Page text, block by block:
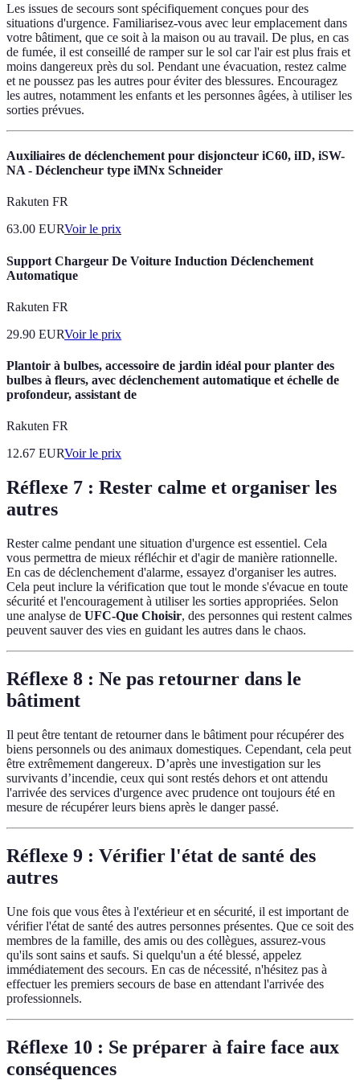
Les issues de secours sont spécifiquement conçues pour des
situations d'urgence. Familiarisez-vous avec leur emplacement dans
votre bâtiment, que ce soit à la maison ou au travail. De plus, en cas
de fumée, il est conseillé de ramper sur le sol car l'air est plus frais et
moins dangereux près du sol. Pendant une évacuation, restez calme
et ne poussez pas les autres pour éviter des blessures. Encouragez
les autres, notamment les enfants et les personnes âgées, à utiliser les
sorties prévues.
Auxiliaires de déclenchement pour disjoncteur iC60, iID, iSW-
NA - Déclencheur type iMNx Schneider
Rakuten FR
63.00 EURVoir le prix
Support Chargeur De Voiture Induction Déclenchement
Automatique
Rakuten FR
29.90 EURVoir le prix
Plantoir à bulbes, accessoire de jardin idéal pour planter des
bulbes à fleurs, avec déclenchement automatique et échelle de
profondeur, assistant de
Rakuten FR
12.67 EURVoir le prix
Réflexe 7 : Rester calme et organiser les
autres
Rester calme pendant une situation d'urgence est essentiel. Cela
vous permettra de mieux réfléchir et d'agir de manière rationnelle.
En cas de déclenchement d'alarme, essayez d'organiser les autres.
Cela peut inclure la vérification que tout le monde s'évacue en toute
sécurité et l'encouragement à utiliser les sorties appropriées. Selon
une analyse de UFC-Que Choisir, des personnes qui restent calmes
peuvent sauver des vies en guidant les autres dans le chaos.
Réflexe 8 : Ne pas retourner dans le
bâtiment
Il peut être tentant de retourner dans le bâtiment pour récupérer des
biens personnels ou des animaux domestiques. Cependant, cela peut
être extrêmement dangereux. D’après une investigation sur les
survivants d’incendie, ceux qui sont restés dehors et ont attendu
l'arrivée des services d'urgence avec prudence ont toujours été en
mesure de récupérer leurs biens après le danger passé.
Réflexe 9 : Vérifier l'état de santé des
autres
Une fois que vous êtes à l'extérieur et en sécurité, il est important de
vérifier l'état de santé des autres personnes présentes. Que ce soit des
membres de la famille, des amis ou des collègues, assurez-vous
qu'ils sont sains et saufs. Si quelqu'un a été blessé, appelez
immédiatement des secours. En cas de nécessité, n'hésitez pas à
effectuer les premiers secours de base en attendant l'arrivée des
professionnels.
Réflexe 10 : Se préparer à faire face aux
conséquences